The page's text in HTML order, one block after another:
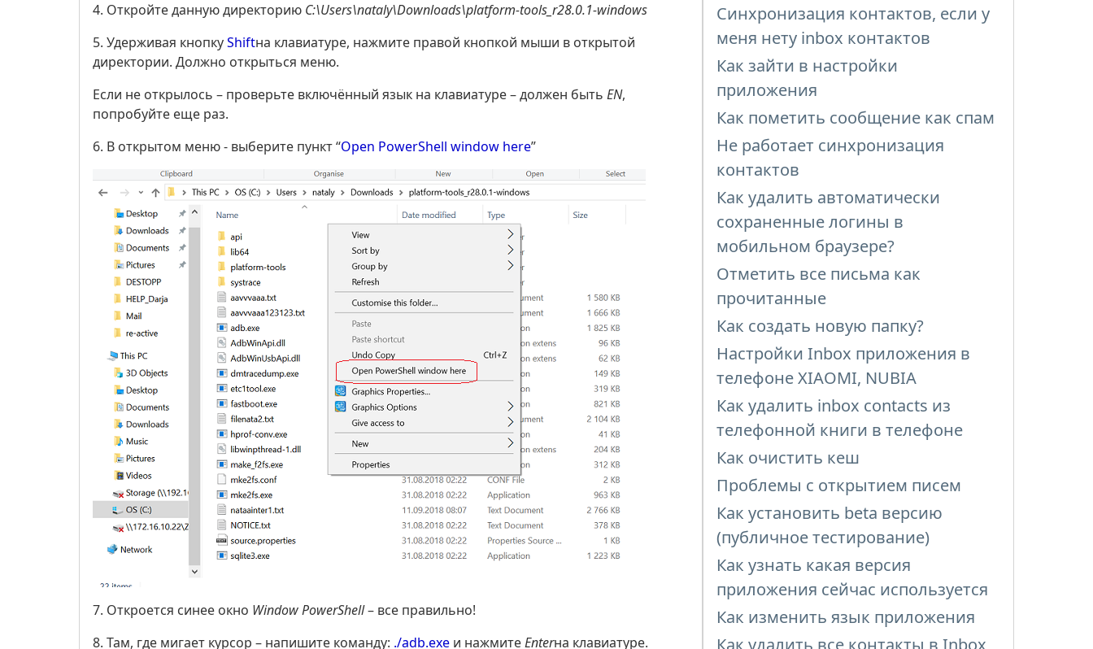
4. Откройте данную директорию C:\Users\nataly\Downloads\platform-tools_r28.0.1-windows
5. Удерживая кнопкуShiftна клавиатуре, нажмите правой кнопкой мыши в открытой
директории. Должно открыться меню.
Если не открылось – проверьте включённый язык на клавиатуре – должен быть EN,
попробуйте еще раз.
6. В открытом меню - выберите пункт “Open PowerShell window here”
7. Откроется синее окно Window PowerShell– все правильно!
8. Там, где мигает курсор – напишите команду: ./adb.exe и нажмитеEnterна клавиатуре.
Синхронизация контактов, если у
меня нету inbox контактов
Как зайти в настройки
приложения
Как пометить сообщение как спам
Не работает синхронизация
контактов
Как удалить автоматически
сохраненные логины в
мобильном браузере?
Отметить все письма как
прочитанные
Как создать новую папку?
Настройки Inbox приложения в
телефоне XIAOMI, NUBIA
Как удалить inbox contacts из
телефонной книги в телефоне
Как очистить кеш
Проблемы с открытием писем
Как установить beta версию
(публичное тестирование)
Как узнать какая версия
приложения сейчас используется
Как изменить язык приложения
Как удалить все контакты в Inbox